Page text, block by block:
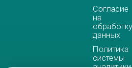
Согласие
на
обработку
данных
Политика
системы